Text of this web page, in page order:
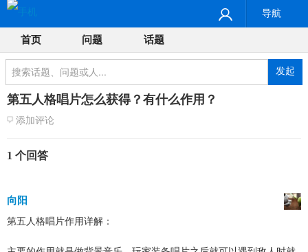
导航
首页 问题 话题
发起
第五人格唱片怎么获得？有什么作用？
添加评论
1 个回答
向阳
第五人格唱片作用详解：